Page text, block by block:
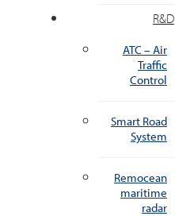
R&D
ATC – Air
Traffic
Control
Smart Road
System
Remocean
maritime
radar